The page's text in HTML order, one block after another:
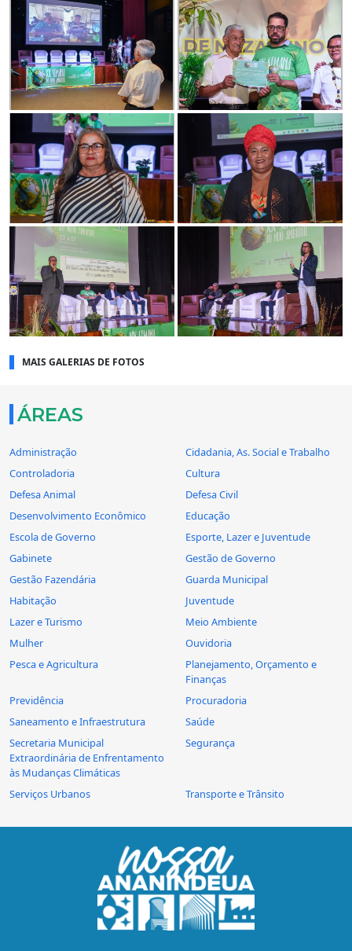
MAIS GALERIAS DE FOTOS
ÁREAS
Administração
Cidadania, As. Social e Trabalho
Controladoria
Cultura
Defesa Animal
Defesa Civil
Desenvolvimento Econômico
Educação
Escola de Governo
Esporte, Lazer e Juventude
Gabinete
Gestão de Governo
Gestão Fazendária
Guarda Municipal
Habitação
Juventude
Lazer e Turismo
Meio Ambiente
Mulher
Ouvidoria
Pesca e Agricultura
Planejamento, Orçamento e
Finanças
Previdência
Procuradoria
Saneamento e Infraestrutura
Saúde
Secretaria Municipal
Extraordinária de Enfrentamento
às Mudanças Climáticas
Segurança
Serviços Urbanos Transporte e Trânsito